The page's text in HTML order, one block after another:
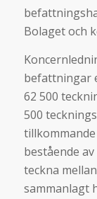
Bolaget och
befattningar
62 500
500
bestående
teckna
sammanlagt